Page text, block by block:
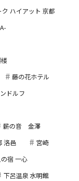
ク ハイアット 京都
藤の花ホテル
ドルフ
薪の音 金澤
洛邑
宮崎
宿 一心
下呂温泉 水明館